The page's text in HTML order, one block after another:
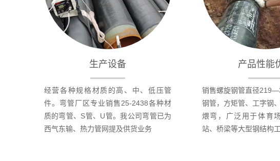
生产设备
经营各种规格材质的高、中、低压管
件。弯管厂区专业销售25-2438各种材
质的弯管、S管、U管。我公司弯管已为
西气东输、热力管网提及供货业务
产品性能
销售螺旋钢管直径
钢管，方矩管、工字钢
煨弯，广泛用于体育
站、桥梁等大型钢结构